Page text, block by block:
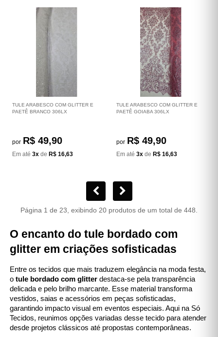
TULE ARABESCO COM GLITTER E
PAETÊ BRANCO 306LX
por R$ 49,90
Em até 3x de R$ 16,63
TULE ARABESCO COM GLITTER E
PAETÊ GOIABA 306LX
por R$ 49,90
Em até 3x de R$ 16,63
Página 1 de 23, exibindo 20 produtos de um total de 448.
O encanto do tule bordado com
glitter em criações sofisticadas
Entre os tecidos que mais traduzem elegância na moda festa,
o tule bordado com glitter destaca-se pela transparência
delicada e pelo brilho marcante. Esse material transforma
vestidos, saias e acessórios em peças sofisticadas,
garantindo impacto visual em eventos especiais. Aqui na Só
Tecidos, reunimos opções variadas desse tecido para atender
desde projetos clássicos até propostas contemporâneas.